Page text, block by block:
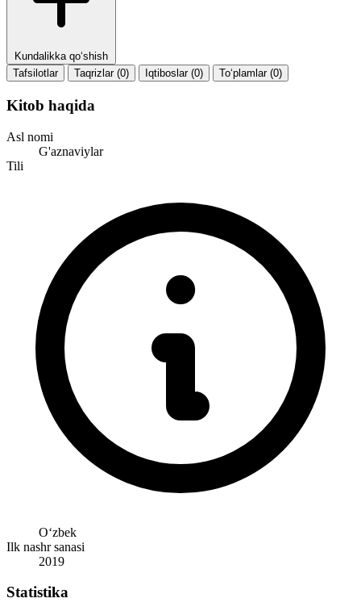
Kundalikka qo‘shish
Tafsilotlar
Taqrizlar (0) Iqtiboslar (0) To‘plamlar (0)
Kitob haqida
Asl nomi
G'aznaviylar
Tili
Oʻzbek
Ilk nashr sanasi
2019
Statistika